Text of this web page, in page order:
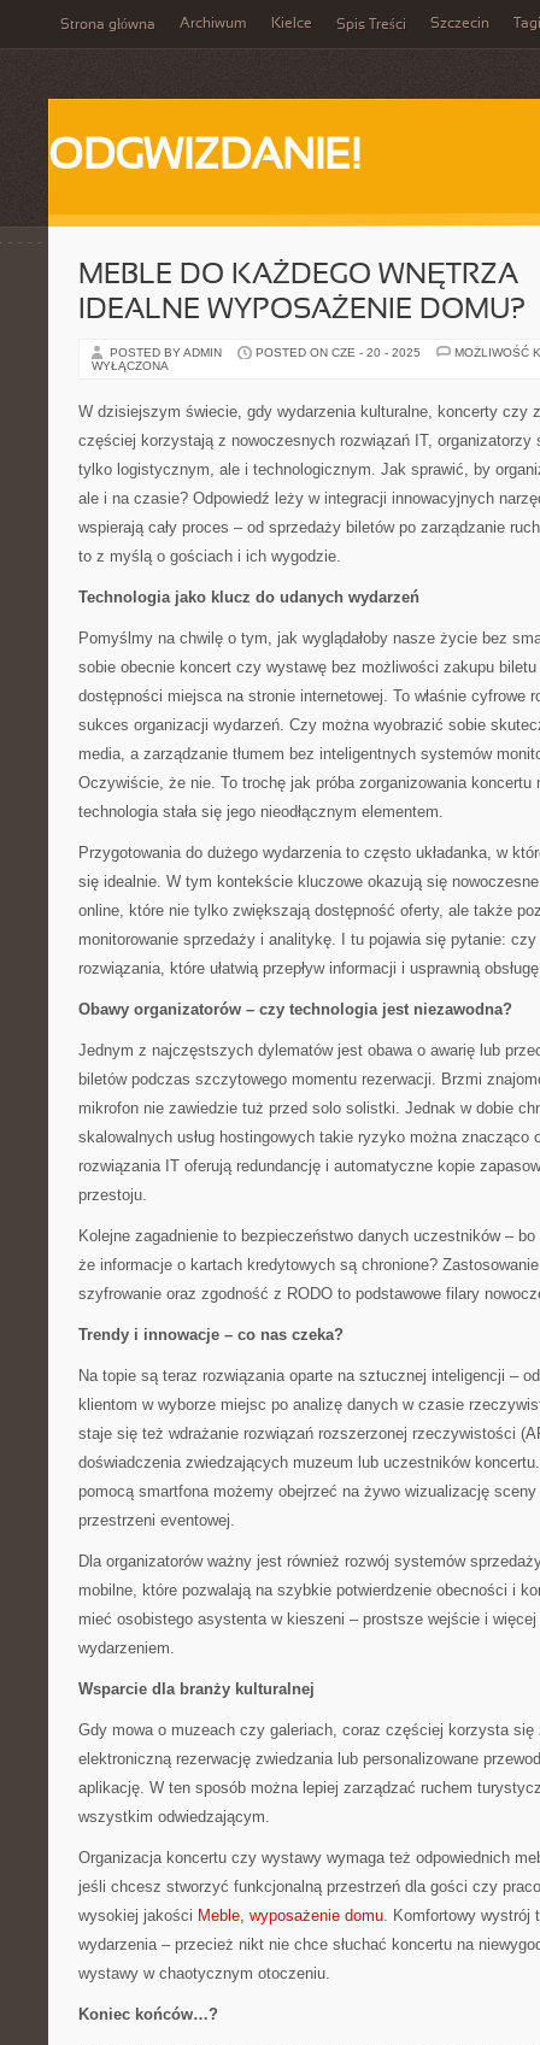
Strona główna Archiwum Kielce Spis Treści Szczecin Tagi
ODGWIZDANIE!
MEBLE DO KAŻDEGO WNĘTRZA
IDEALNE WYPOSAŻENIE DOMU?
POSTED BY ADMIN POSTED ON CZE - 20 - 2025
MOŻLIWOŚĆ
WYŁĄCZONA
W dzisiejszym świecie, gdy wydarzenia kulturalne, koncerty czy
częściej korzystają z nowoczesnych rozwiązań IT, organizatorzy
tylko logistycznym, ale i technologicznym. Jak sprawić, by
ale i na czasie? Odpowiedź leży w integracji innowacyjnych
wspierają cały proces – od sprzedaży biletów po zarządzanie
to z myślą o gościach i ich wygodzie.
Technologia jako klucz do udanych wydarzeń
Pomyślmy na chwilę o tym, jak wyglądałoby nasze życie bez
sobie obecnie koncert czy wystawę bez możliwości zakupu
dostępności miejsca na stronie internetowej. To właśnie cyfrowe
sukces organizacji wydarzeń. Czy można wyobrazić sobie
media, a zarządzanie tłumem bez inteligentnych systemów
Oczywiście, że nie. To trochę jak próba zorganizowania koncertu
technologia stała się jego nieodłącznym elementem.
Przygotowania do dużego wydarzenia to często układanka, w
się idealnie. W tym kontekście kluczowe okazują się
online, które nie tylko zwiększają dostępność oferty, ale także
monitorowanie sprzedaży i analitykę. I tu pojawia się pytanie:
rozwiązania, które ułatwią przepływ informacji i usprawnią
Obawy organizatorów – czy technologia jest niezawodna?
Jednym z najczęstszych dylematów jest obawa o awarię lub
biletów podczas szczytowego momentu rezerwacji. Brzmi
mikrofon nie zawiedzie tuż przed solo solistki. Jednak w dobie
skalowalnych usług hostingowych takie ryzyko można znacząco
rozwiązania IT oferują redundancję i automatyczne kopie
przestoju.
Kolejne zagadnienie to bezpieczeństwo danych uczestników –
że informacje o kartach kredytowych są chronione?
szyfrowanie oraz zgodność z RODO to podstawowe filary
Trendy i innowacje – co nas czeka?
Na topie są teraz rozwiązania oparte na sztucznej inteligencji –
klientom w wyborze miejsc po analizę danych w czasie
staje się też wdrażanie rozwiązań rozszerzonej rzeczywistości
doświadczenia zwiedzających muzeum lub uczestników
pomocą smartfona możemy obejrzeć na żywo wizualizację
przestrzeni eventowej.
Dla organizatorów ważny jest również rozwój systemów
mobilne, które pozwalają na szybkie potwierdzenie obecności i
mieć osobistego asystenta w kieszeni – prostsze wejście i
wydarzeniem.
Wsparcie dla branży kulturalnej
Gdy mowa o muzeach czy galeriach, coraz częściej korzysta
elektroniczną rezerwację zwiedzania lub personalizowane
aplikację. W ten sposób można lepiej zarządzać ruchem
wszystkim odwiedzającym.
Organizacja koncertu czy wystawy wymaga też odpowiednich
jeśli chcesz stworzyć funkcjonalną przestrzeń dla gości czy
wysokiej jakości Meble, wyposażenie domu. Komfortowy wystrój
wydarzenia – przecież nikt nie chce słuchać koncertu na
wystawy w chaotycznym otoczeniu.
Koniec końców…?